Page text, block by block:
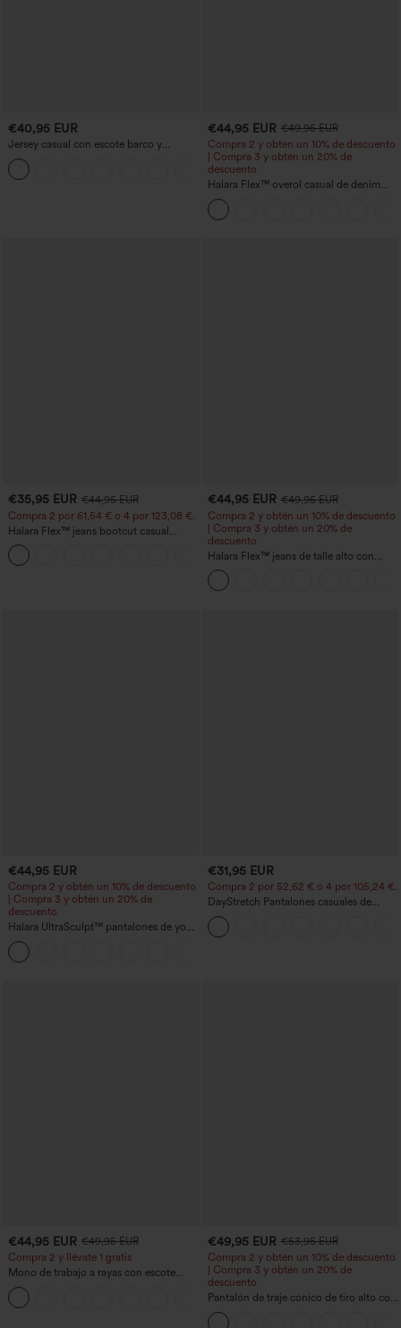
€40,95 EUR
Jersey casual con escote barco y
mangas murciélago
€44,95 EUR €49,95 EUR
Compra 2 y obtén un 10% de descuento
| Compra 3 y obtén un 20% de
descuento
Halara Flex™ overol casual de denim
lavado con escote en V y bolsillos
€35,95 EUR €44,95 EUR
Compra 2 por 61,54 € o 4 por 123,08 €.
Halara Flex™ jeans bootcut casual
lavados, de talle alto y con bolsillos
+5
€44,95 EUR €49,95 EUR
Compra 2 y obtén un 10% de descuento
| Compra 3 y obtén un 20% de
descuento
Halara Flex™ jeans de talle alto con
bolsillos, dobladillo enrollado, pierna
ancha y efecto lavado, estilo casual
€44,95 EUR
Compra 2 y obtén un 10% de descuento
| Compra 3 y obtén un 20% de
descuento
Halara UltraSculpt™ pantalones de yoga
holgados de talle alto con control
abdominal, rayas color block y bolsillos
€31,95 EUR
Compra 2 por 52,62 € o 4 por 105,24 €.
DayStretch Pantalones casuales de
cintura alta con pernera tipo barril y
bolsillos
€44,95 EUR €49,95 EUR
Compra 2 y llévate 1 gratis
Mono de trabajo a rayas con escote
barco, sin mangas, lazo lateral, tacto
Cool Touch y bolsillos - Edición Easy
Peezy
+8
€49,95 EUR €53,95 EUR
Compra 2 y obtén un 10% de descuento
| Compra 3 y obtén un 20% de
descuento
Pantalón de traje cónico de tiro alto con
bolsillos